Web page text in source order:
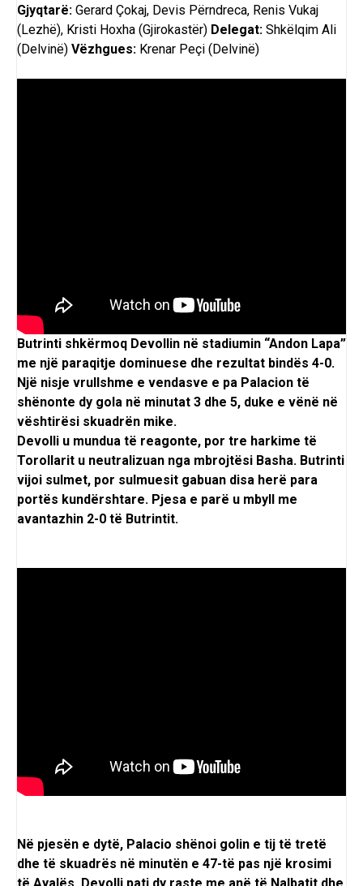
Gjyqtarë: Gerard Çokaj, Devis Përndreca, Renis Vukaj
(Lezhë), Kristi Hoxha (Gjirokastër) Delegat: Shkëlqim Ali
(Delvinë) Vëzhgues: Krenar Peçi (Delvinë)
Butrinti shkërmoq Devollin në stadiumin “Andon Lapa”
me një paraqitje dominuese dhe rezultat bindës 4-0.
Një nisje vrullshme e vendasve e pa Palacion të
shënonte dy gola në minutat 3 dhe 5, duke e vënë në
vështirësi skuadrën mike.
Devolli u mundua të reagonte, por tre harkime të
Torollarit u neutralizuan nga mbrojtësi Basha. Butrinti
vijoi sulmet, por sulmuesit gabuan disa herë para
portës kundërshtare. Pjesa e parë u mbyll me
avantazhin 2-0 të Butrintit.
Në pjesën e dytë, Palacio shënoi golin e tij të tretë
dhe të skuadrës në minutën e 47-të pas një krosimi